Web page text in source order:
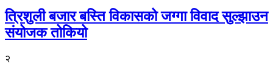
त्रिशुली बजार बस्ति विकासको जग्गा विवाद सुल्झाउन
संयोजक तोकियो
२